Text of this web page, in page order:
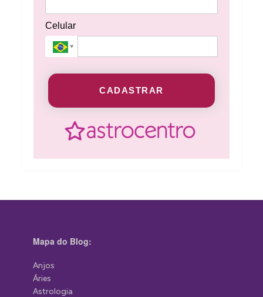
Celular
CADASTRAR
Mapa do Blog:
Anjos
Áries
Astrologia